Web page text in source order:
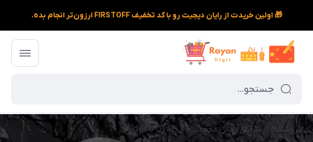
🎁 اولین خریدت از رایان دیجیت رو با کد تخفیف FIRSTOFF ارزون‌تر انجام بده.
فروشگاه اینترنتی رایان دیجیت /
deco 01v2